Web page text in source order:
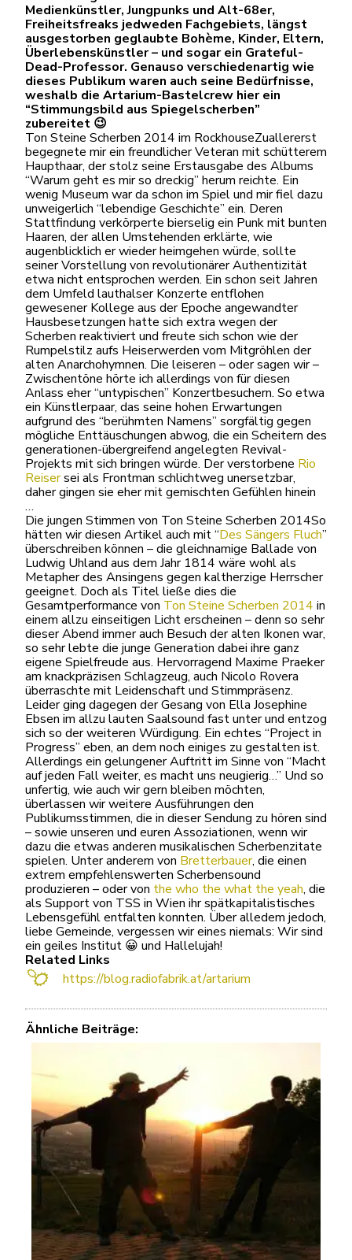
Medienkünstler, Jungpunks und Alt-68er,
Freiheitsfreaks jedweden Fachgebiets, längst
ausgestorben geglaubte Bohème, Kinder, Eltern,
Überlebenskünstler – und sogar ein Grateful-
Dead-Professor. Genauso verschiedenartig wie
dieses Publikum waren auch seine Bedürfnisse,
weshalb die Artarium-Bastelcrew hier ein
“Stimmungsbild aus Spiegelscherben”
zubereitet 😉
Ton Steine Scherben 2014 im RockhouseZuallererst
begegnete mir ein freundlicher Veteran mit schütterem
Haupthaar, der stolz seine Erstausgabe des Albums
“Warum geht es mir so dreckig” herum reichte. Ein
wenig Museum war da schon im Spiel und mir fiel dazu
unweigerlich “lebendige Geschichte” ein. Deren
Stattfindung verkörperte bierselig ein Punk mit bunten
Haaren, der allen Umstehenden erklärte, wie
augenblicklich er wieder heimgehen würde, sollte
seiner Vorstellung von revolutionärer Authentizität
etwa nicht entsprochen werden. Ein schon seit Jahren
dem Umfeld lauthalser Konzerte entflohen
gewesener Kollege aus der Epoche angewandter
Hausbesetzungen hatte sich extra wegen der
Scherben reaktiviert und freute sich schon wie der
Rumpelstilz aufs Heiserwerden vom Mitgröhlen der
alten Anarchohymnen. Die leiseren – oder sagen wir –
Zwischentöne hörte ich allerdings von für diesen
Anlass eher “untypischen” Konzertbesuchern. So etwa
ein Künstlerpaar, das seine hohen Erwartungen
aufgrund des “berühmten Namens” sorgfältig gegen
mögliche Enttäuschungen abwog, die ein Scheitern des
generationen-übergreifend angelegten Revival-
Projekts mit sich bringen würde. Der verstorbene Rio
Reisersei als Frontman schlichtweg unersetzbar,
daher gingen sie eher mit gemischten Gefühlen hinein
…
Die jungen Stimmen von Ton Steine Scherben 2014So
hätten wir diesen Artikel auch mit “Des Sängers Fluch”
überschreiben können – die gleichnamige Ballade von
Ludwig Uhland aus dem Jahr 1814 wäre wohl als
Metapher des Ansingens gegen kaltherzige Herrscher
geeignet. Doch als Titel ließe dies die
Gesamtperformance von Ton Steine Scherben 2014 in
einem allzu einseitigen Licht erscheinen – denn so sehr
dieser Abend immer auch Besuch der alten Ikonen war,
so sehr lebte die junge Generation dabei ihre ganz
eigene Spielfreude aus. Hervorragend Maxime Praeker
am knackpräzisen Schlagzeug, auch Nicolo Rovera
überraschte mit Leidenschaft und Stimmpräsenz.
Leider ging dagegen der Gesang von Ella Josephine
Ebsen im allzu lauten Saalsound fast unter und entzog
sich so der weiteren Würdigung. Ein echtes “Project in
Progress” eben, an dem noch einiges zu gestalten ist.
Allerdings ein gelungener Auftritt im Sinne von “Macht
auf jeden Fall weiter, es macht uns neugierig…” Und so
unfertig, wie auch wir gern bleiben möchten,
überlassen wir weitere Ausführungen den
Publikumsstimmen, die in dieser Sendung zu hören sind
– sowie unseren und euren Assoziationen, wenn wir
dazu die etwas anderen musikalischen Scherbenzitate
spielen. Unter anderem von Bretterbauer, die einen
extrem empfehlenswerten Scherbensound
produzieren – oder von the who the what the yeah, die
als Support von TSS in Wien ihr spätkapitalistisches
Lebensgefühl entfalten konnten. Über alledem jedoch,
liebe Gemeinde, vergessen wir eines niemals: Wir sind
ein geiles Institut 😀 und Hallelujah!
Related Links
https://blog.radiofabrik.at/artarium
Ähnliche Beiträge: